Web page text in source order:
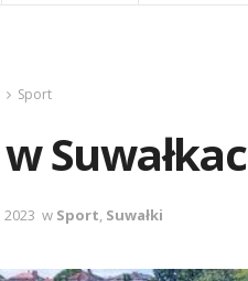
Sport
w Sport, Suwałki